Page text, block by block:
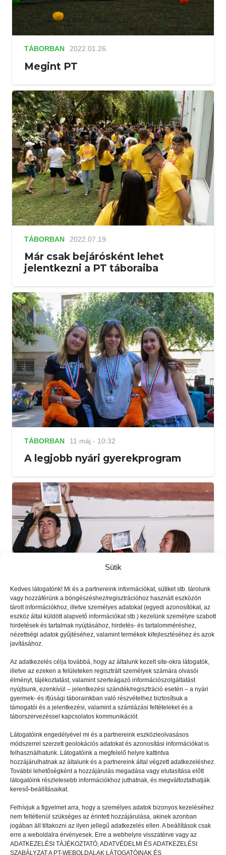
Sütik
Kedves látogatónk! Mi és a partnereink információkat, sütiket stb. tárolunk
vagy hozzáférünk a böngészéshez/regisztrációhoz használt eszközön
tárolt információkhoz, illetve személyes adatokat (egyedi azonosítókat, az
eszköz által küldött alapvető információkat stb.) kezelünk személyre szabott
hirdetések és tartalmak nyújtásához, hirdetés- és tartalomméréshez,
nézettségi adatok gyűjtéséhez, valamint termékek kifejlesztéséhez és azok
javításához.
Az adatkezelés célja továbbá, hogy az általunk kezelt site-okra látogatók,
illetve az ezeken a felületeken regisztrált személyek számára olvasói
élményt, tájékoztatást, valamint szerteágazó információszolgáltatást
nyújtsunk, ezenkívül – jelentkezési szándék/regisztráció esetén – a nyári
gyermek- és ifjúsági táborainkban való részvételhez biztosítsuk a
támogatói és a jelentkezési, valamint a számlázási feltételeket és a
táborszervezéssel kapcsolatos kommunikációt.
Látogatóink engedélyével mi és a partnereink eszközleolvasásos
módszerrel szerzett geolokációs adatokat és azonosítási információkat is
felhasználhatunk. Látogatóink a megfelelő helyre kattintva
hozzájárulhatnak az általunk és a partnereink által végzett adatkezeléshez.
További lehetőségként a hozzájárulás megadása vagy elutasítása előtt
látogatóink részletesebb információkhoz juthatnak, és megváltoztathatják
kereső-beállításaikat.
Felhívjuk a figyelmet arra, hogy a személyes adatok bizonyos kezeléséhez
nem feltétlenül szükséges az érintett hozzájárulása, akinek azonban
jogában áll tiltakozni az ilyen jellegű adatkezelés ellen. A beállítások csak
erre a weboldalra érvényesek. Erre a webhelyre visszatérve vagy az
ADATKEZELÉSI TÁJÉKOZTATÓ, ADATVÉDELMI ÉS ADATKEZELÉSI
SZABÁLYZAT A PT-WEBOLDALAK LÁTOGATÓINAK ÉS
TÁBORBAN 2022.01.26.
Megint PT
TÁBORBAN 2022.07.19.
Már csak bejárósként lehet
jelentkezni a PT táboraiba
TÁBORBAN 11 máj - 10:32
A legjobb nyári gyerekprogram
TÁBORBAN 2022.06.26.
Önfeledt táborozás
TÁBORBAN 2023.02.17.
A sport miatt mehettem
gamertáborba